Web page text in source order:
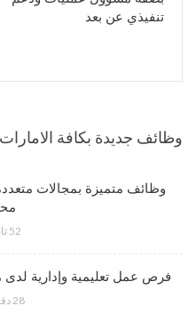
تنفيذي عن بعد
وظائف جديدة بكافة الامارات
وظائف متميزة بمجالات
52 ثانية منذ
فرص عمل تعليمية وإدارية لدى
28 دقيقة منذ